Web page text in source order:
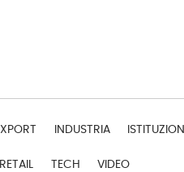
INDUSTRIA ISTITUZIONI
RETAIL TECH VIDEO